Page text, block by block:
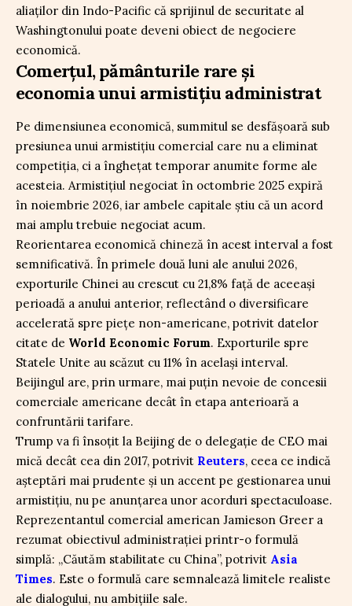
aliaților din Indo-Pacific că sprijinul de securitate al
Washingtonului poate deveni obiect de negociere
economică.
Comerțul, pământurile rare și
economia unui armistițiu administrat
Pe dimensiunea economică, summitul se desfășoară sub
presiunea unui armistițiu comercial care nu a eliminat
competiția, ci a înghețat temporar anumite forme ale
acesteia. Armistițiul negociat în octombrie 2025 expiră
în noiembrie 2026, iar ambele capitale știu că un acord
mai amplu trebuie negociat acum.
Reorientarea economică chineză în acest interval a fost
semnificativă. În primele două luni ale anului 2026,
exporturile Chinei au crescut cu 21,8% față de aceeași
perioadă a anului anterior, reflectând o diversificare
accelerată spre piețe non-americane, potrivit datelor
citate de World Economic Forum. Exporturile spre
Statele Unite au scăzut cu 11% în același interval.
Beijingul are, prin urmare, mai puțin nevoie de concesii
comerciale americane decât în etapa anterioară a
confruntării tarifare.
Trump va fi însoțit la Beijing de o delegație de CEO mai
mică decât cea din 2017, potrivit Reuters, ceea ce indică
așteptări mai prudente și un accent pe gestionarea unui
armistițiu, nu pe anunțarea unor acorduri spectaculoase.
Reprezentantul comercial american Jamieson Greer a
rezumat obiectivul administrației printr-o formulă
simplă: „Căutăm stabilitate cu China”, potrivit Asia
Times. Este o formulă care semnalează limitele realiste
ale dialogului, nu ambițiile sale.